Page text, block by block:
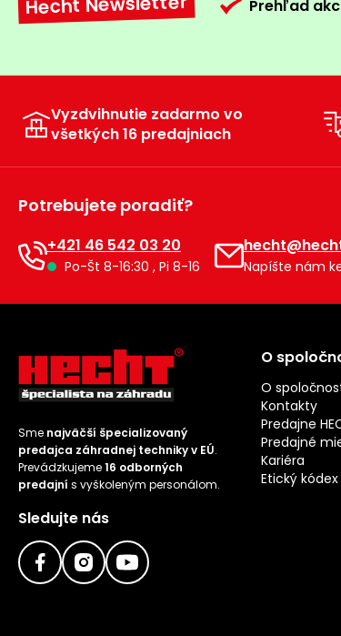
Prehľad
Vyzdvihnutie zadarmo vo
všetkých 16 predajniach
Potrebujete poradiť?
+421 46 542 03 20
Po-Št 8-16:30 , Pi 8-16 Napíšte nám
Sme najväčší špecializovaný
predajca záhradnej techniky v EÚ.
Prevádzkujeme16 odborných
predajní s vyškoleným personálom.
Sledujte nás
O
O
Kontakty
Predajne
Predajné
Kariéra
Etický kódex